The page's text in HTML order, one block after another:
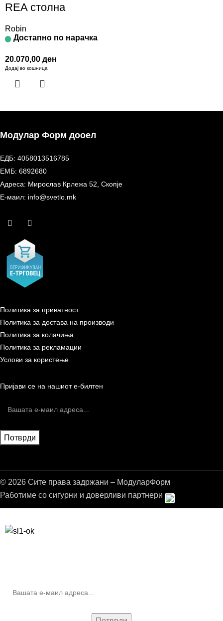
REA столна
Robin
Достапно по нарачка
20.070,00 ден
Додај во кошница
Модулар Форм дооел
ЕДБ: 4058013516785
ЕМБ: 6892680
Адреса: Мирослав Крлежа 52, Скопје
Е-маил: info@svetlo.mk
Политика за приватност
Политика за достава на производи
Политика за колачиња
Политика за рекламации
Услови за користење
Пријави се на нашиот е-билтен
© 2026 Сите права задржани – МодуларФорм
Работиме со сигурни и доверливи партнери